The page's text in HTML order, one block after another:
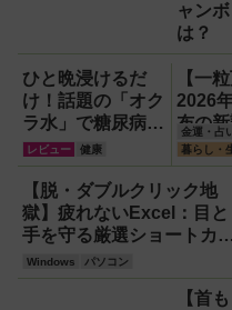
ャン
は？
ひと晩浸けるだ
け！話題の「オク
ラ水」で糖尿病・
高血圧・関節痛を
撃退する簡単習慣
【2026年最新
版】
レビュー 健康
【一
2026
布の
の日記
ボー
100円
最適
金運・占
暮らし・
【脱・ダブルクリック地
獄】疲れないExcel：目と
手を守る厳選ショートカッ
ト7選【Windows】
Windows パソコン
【首